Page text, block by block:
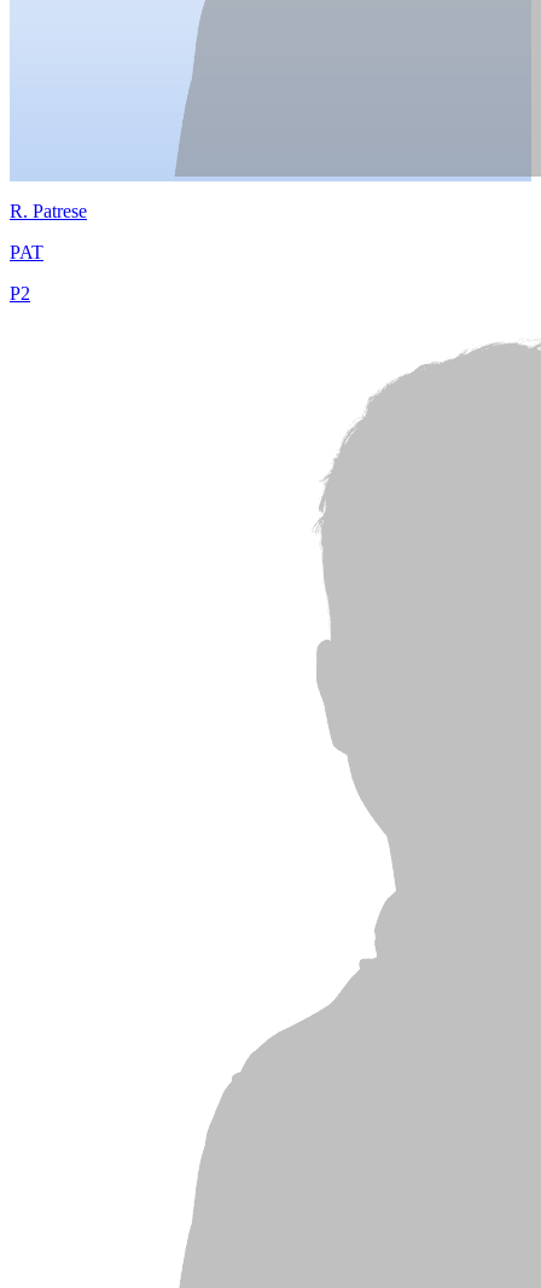
R. Patrese
PAT
P2